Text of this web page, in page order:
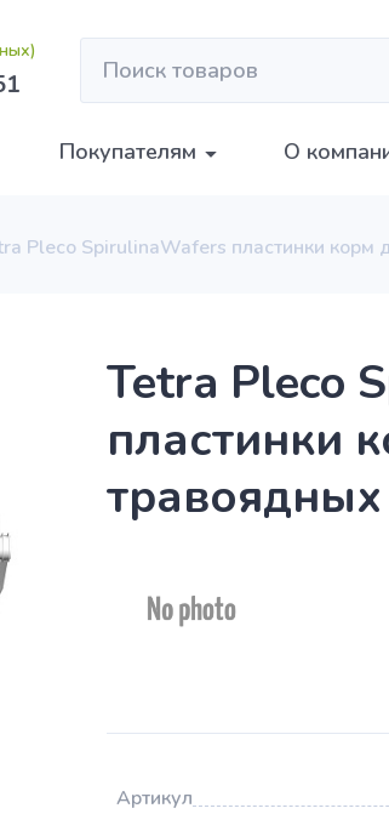
Покупателям О
Pleco SpirulinaWafers пластинки
Tetra Pleco
пластинки
Артикул